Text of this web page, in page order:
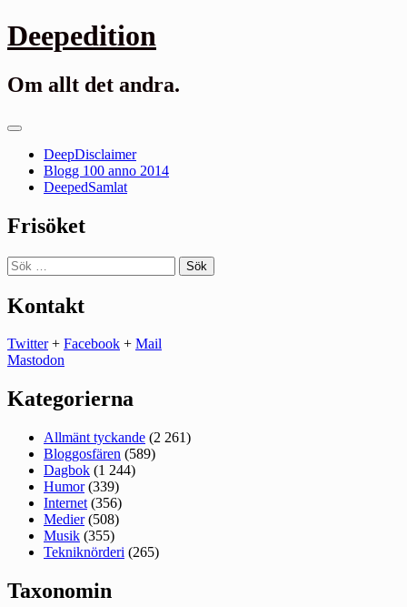
Gå
till
Deepedition
Om allt det andra.
Primär
DeepDisclaimer
Blogg 100 anno 2014
DeepedSamlat
Frisöket
Sök
efter:
Kontakt
Twitter+ Facebook + Mail
Mastodon
Kategorierna
Allmänt tyckande (2 261)
Bloggosfären (589)
Dagbok (1 244)
Humor(339)
Internet (356)
Medier(508)
Musik (355)
Tekniknörderi (265)
Taxonomin